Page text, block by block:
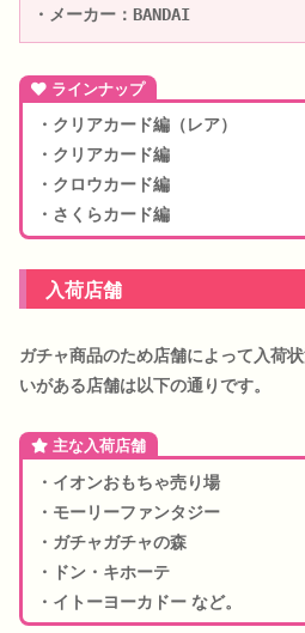
・メーカー：BANDAI
ラインナップ
・クリアカード編（レア）
・クリアカード編
・クロウカード編
・さくらカード編
入荷店舗
ガチャ商品のため店舗によって入荷
いがある店舗は以下の通りです。
主な入荷店舗
・イオンおもちゃ売り場
・モーリーファンタジー
・ガチャガチャの森
・ドン・キホーテ
・イトーヨーカドー など。